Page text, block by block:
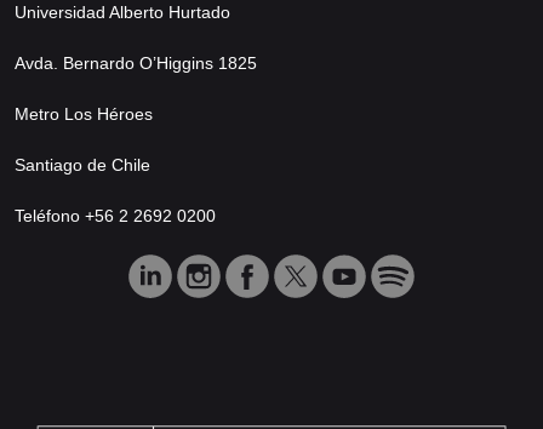
Universidad Alberto Hurtado
Avda. Bernardo O’Higgins 1825
Metro Los Héroes
Santiago de Chile
Teléfono +56 2 2692 0200